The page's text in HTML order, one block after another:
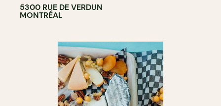
5300 RUE DE VERDUN
MONTRÉAL